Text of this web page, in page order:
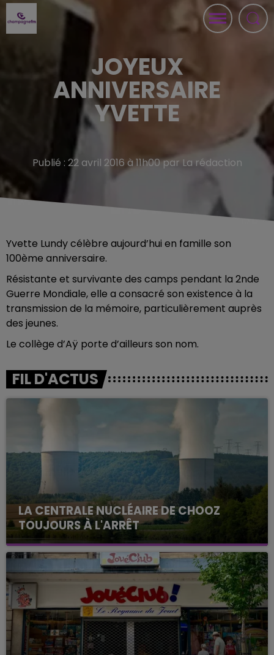
JOYEUX
ANNIVERSAIRE
YVETTE
Publié : 22 avril 2016 à 11h00 par La rédaction
Yvette Lundy célèbre aujourd’hui en famille son
100ème anniversaire.
Résistante et survivante des camps pendant la 2nde
Guerre Mondiale, elle a consacré son existence à la
transmission de la mémoire, particulièrement auprès
des jeunes.
Le collège d’Aÿ porte d’ailleurs son nom.
FIL D'ACTUS
LA CENTRALE NUCLÉAIRE DE CHOOZ
TOUJOURS À L'ARRÊT
Cela fait déjà une semaine que la centrale
nucléaire ardennaise est à l'arrêt. Une situation
justifiée par la sécheresse intense qui est toujours
présente.